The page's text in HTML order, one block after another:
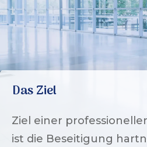
Das Ziel
Ziel einer
ist die Beseitigung